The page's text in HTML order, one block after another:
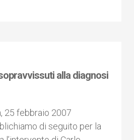
alla diagnosi
25 febbraio 2007
di seguito per la